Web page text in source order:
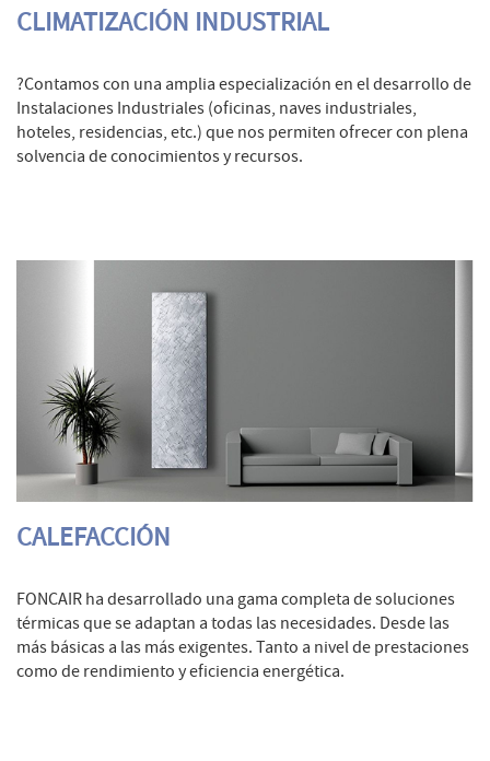
CLIMATIZACIÓN INDUSTRIAL
?Contamos con una amplia especialización en el desarrollo de
Instalaciones Industriales (oficinas, naves industriales,
hoteles, residencias, etc.) que nos permiten ofrecer con plena
solvencia de conocimientos y recursos.
CALEFACCIÓN
FONCAIR ha desarrollado una gama completa de soluciones
térmicas que se adaptan a todas las necesidades. Desde las
más básicas a las más exigentes. Tanto a nivel de prestaciones
como de rendimiento y eficiencia energética.